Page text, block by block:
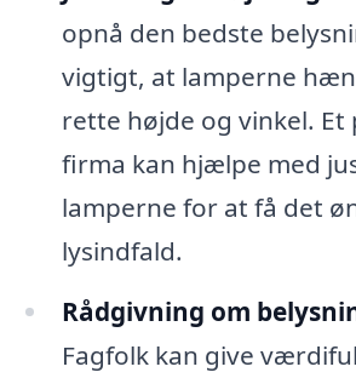
opnå den bedste
vigtigt, at lamperne
rette højde og vinkel. Et
firma kan hjælpe med
lamperne for at få det
lysindfald.
Rådgivning om
Fagfolk kan give